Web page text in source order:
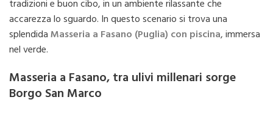
tradizioni e buon cibo, in un ambiente rilassante che
accarezza lo sguardo. In questo scenario si trova una
splendidaMasseria a Fasano (Puglia) con piscina, immersa
nel verde.
Masseria a Fasano, tra ulivi millenari sorge
Borgo San Marco